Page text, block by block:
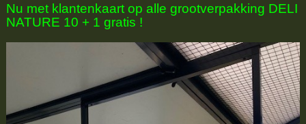
Nu met klantenkaart op alle grootverpakking DELI
NATURE 10 + 1 gratis !